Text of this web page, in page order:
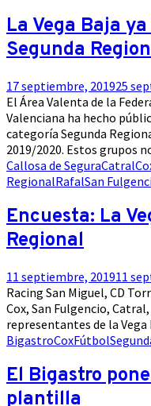
La Vega Baja
Segunda
17 septiembre, 201925
El Área Valenta de la
Valenciana ha hecho
categoría Segunda
2019/2020. Estos grupos
Callosa de SeguraCatral
RegionalRafalSan
Encuesta: La
Regional
11 septiembre, 201911
Racing San Miguel, CD
Cox, San Fulgencio,
representantes de la Vega
BigastroCoxFútbol
El Bigastro
plantilla